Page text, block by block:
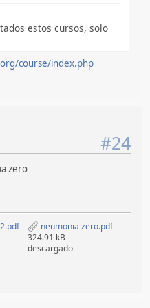
estos cursos, solo
course/index.php
#24
zero
neumonia zero.pdf
324.91 kB
descargado